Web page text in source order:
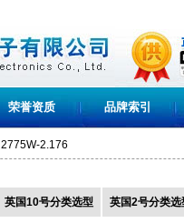
荣誉资质 品牌索引
2775W-2.176
英国10号分类选型 英国2号分类选